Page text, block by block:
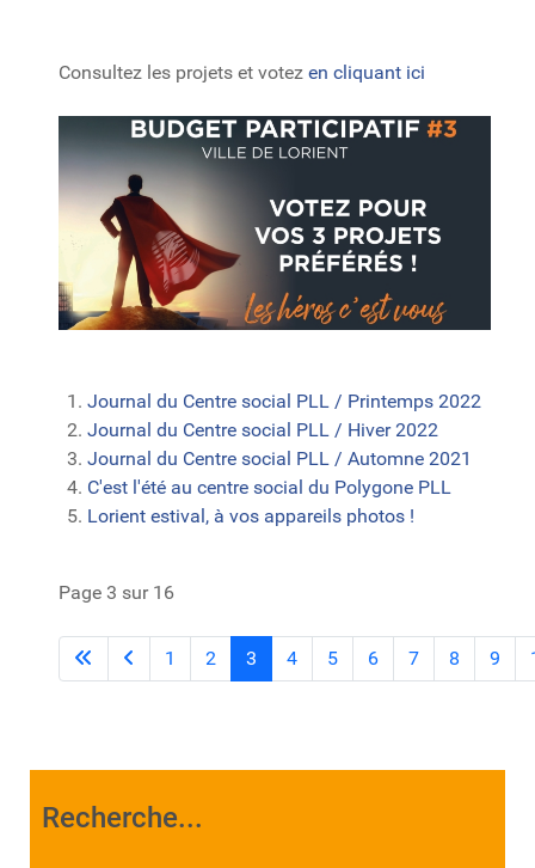
Consultez les projets et votez en cliquant ici
Journal du Centre social PLL / Printemps 2022
Journal du Centre social PLL / Hiver 2022
Journal du Centre social PLL / Automne 2021
C'est l'été au centre social du Polygone PLL
Lorient estival, à vos appareils photos !
Page 3 sur 16
1 2 3 4 5 6 7 8 9
Recherche...